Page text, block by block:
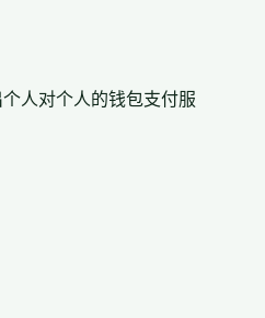
人对个人的钱包支付服